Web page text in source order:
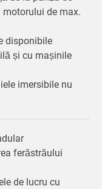
de max.
disponibile
și cu mașinile
imersibile nu
ferăstrăului
de lucru cu